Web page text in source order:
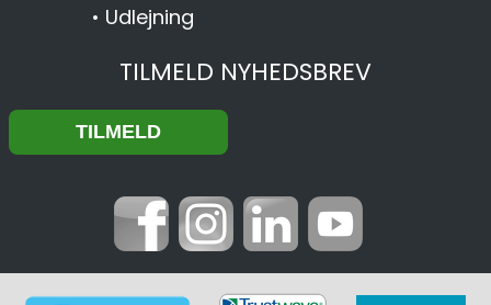
• Udlejning
TILMELD NYHEDSBREV